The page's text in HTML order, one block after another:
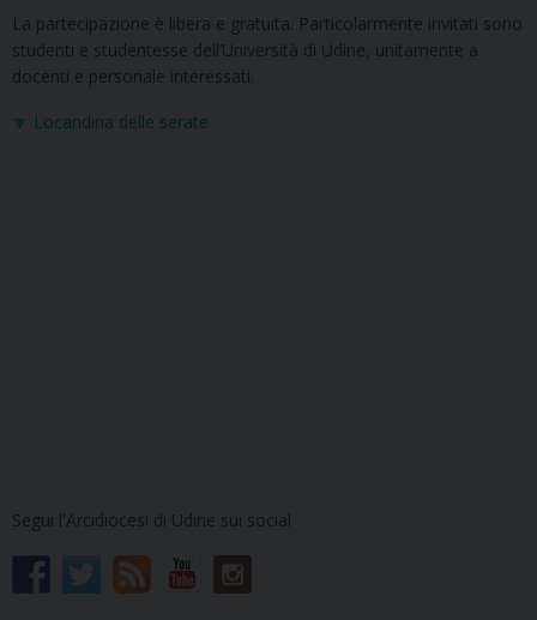
La partecipazione è libera e gratuita. Particolarmente invitati sono
studenti e studentesse dell’Università di Udine, unitamente a
docenti e personale interessati.
🔽 Locandina delle serate
Segui l'Arcidiocesi di Udine sui social